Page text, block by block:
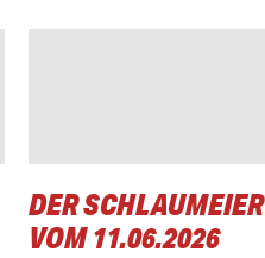
DER SCHLAUMEIER
VOM 11.06.2026